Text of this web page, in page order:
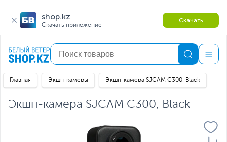
shop.kz
Скачать приложение
Скачать
Главная Экшн-камеры Экшн-камера SJCAM C300, Black
Экшн-камера SJCAM C300, Black